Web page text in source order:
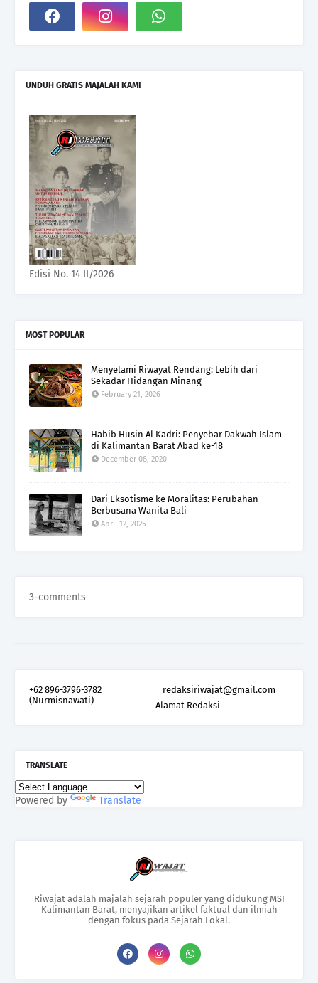
UNDUH GRATIS MAJALAH KAMI
Edisi No. 14 II/2026
MOST POPULAR
Menyelami Riwayat Rendang: Lebih dari
Sekadar Hidangan Minang
February 21, 2026
Habib Husin Al Kadri: Penyebar Dakwah Islam
di Kalimantan Barat Abad ke-18
December 08, 2020
Dari Eksotisme ke Moralitas: Perubahan
Berbusana Wanita Bali
April 12, 2025
3-comments
+62 896-3796-3782
(Nurmisnawati)
redaksiriwajat@gmail.com
Alamat Redaksi
TRANSLATE
Powered by Translate
Riwajat adalah majalah sejarah populer yang didukung MSI
Kalimantan Barat, menyajikan artikel faktual dan ilmiah
dengan fokus pada Sejarah Lokal.